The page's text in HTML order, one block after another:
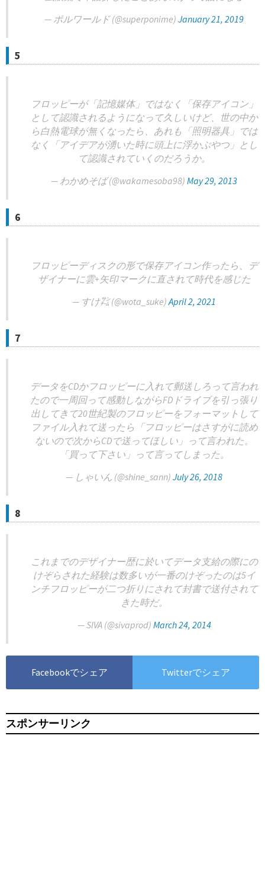
— ポルワールド (@superponime) January 21, 2019
5
フロッピーが「記憶媒体」ではなく「保存アイコン」
として認識されるようになって久しいけど、世の中か
ら白熱電球が無くなったら、あれも「照明器具」では
なく「アイデアが湧いた時に頭上に浮かぶやつ」とし
て認識されていくのだろうか。
— わかめそば (@wakamesoba98) May 29, 2013
6
フロッピーディスクの形で保存アイコン作ったら、デ
ザイナーに雲+矢印マークに直されて時代を感じた
— すけ㌠ (@wota_suke)April 2, 2021
7
データをCDかフロッピーに入れて郵送しろって言われ
たので一周回って感動しながらFDドライブを引っ張り
出してきて20世紀製のフロッピーをフォーマットして
ファイル入れて送ったら「フロッピーはさすがに読め
ないので次からCDで送ってほしい」って言われた。
「買って下さい」って言ってしまった。
— しゃいん (@shine_sann) July 26, 2018
8
これまでのデザイナー歴に於いてデータ支給の際にの
けぞらされた経験は数多いが一番のけぞったのは5イ
ンチフロッピーが二つ折りにされて封書で送付されて
きた時だ。
— SIVA (@sivaprod) March 24, 2014
Facebookでシェア Twitterでシェア
スポンサーリンク